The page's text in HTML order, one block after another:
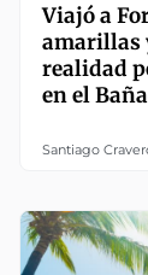
Viajó a
amarillas
realidad
en el
Santiago